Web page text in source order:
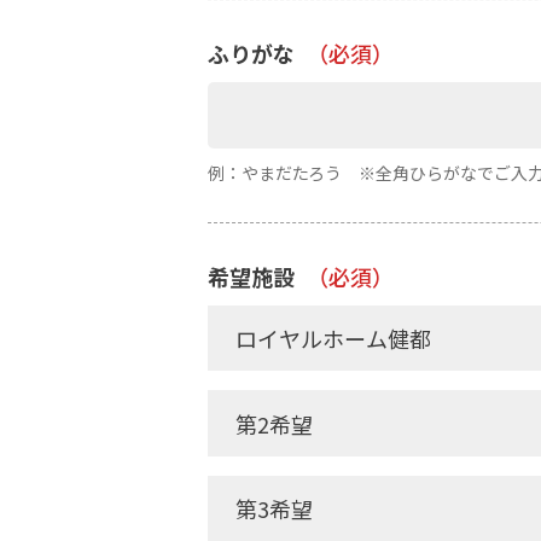
ふりがな （必須）
例：やまだたろう ※全角ひらがなでご入
希望施設 （必須）